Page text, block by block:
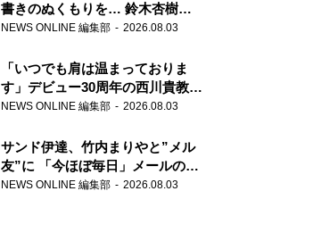
書きのぬくもりを… 鈴木杏樹の
直筆はがきが届く！
郵便局
NEWS ONLINE 編集部 2026.08.03
「いつでも肩は温まっておりま
す」デビュー30周年の西川貴教が
『オールナイトニッポン』に登
NEWS ONLINE 編集部 2026.08.03
サンド伊達、竹内まりやと”メル
友”に 「今ほぼ毎日」メールのや
り取り明かす
NEWS ONLINE 編集部 2026.08.03